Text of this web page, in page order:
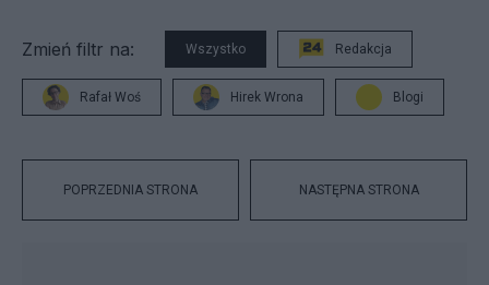
Zmień filtr na: Wszystko Redakcja
Rafał Woś Hirek Wrona Blogi
POPRZEDNIA STRONA NASTĘPNA STRONA